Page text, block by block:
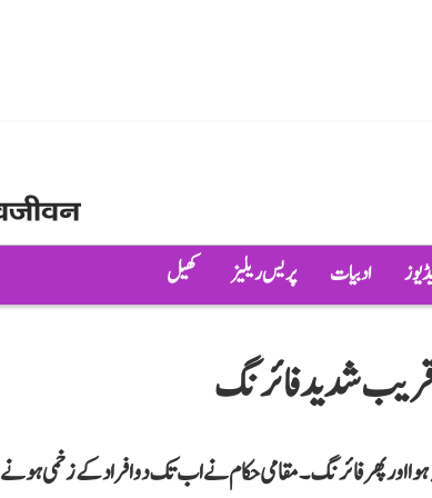
ادبیات پریس ریلیز کھیل
قریب شدید فائرنگ
اور پھر فائرنگ ۔ مقامی حکام نے اب تک دو افراد کے زخمی ہونے